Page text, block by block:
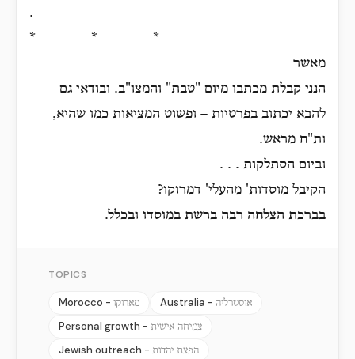
.
* * *
מאשר
הנני קבלת מכתבו מיום "טבת" והמצו"ב. ובודאי גם
להבא יכתוב בפרטיות – ופשוט המציאות כמו שהיא,
ות"ח מראש.
וביום הסתלקות . . .
הקיבל מוסדות' מהעלי' דמרוקו?
בברכת הצלחה רבה ברשת במוסדו ובכלל.
TOPICS
Morocco - מארוקו Australia - אוסטרליה
Personal growth - צמיחה אישית
Jewish outreach - הפצת יהדות